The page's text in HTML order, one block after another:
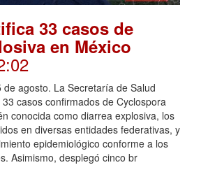
33 casos de
en México
agosto. La Secretaría de Salud
casos confirmados de Cyclospora
conocida como diarrea explosiva, los
en diversas entidades federativas, y
epidemiológico conforme a los
Asimismo, desplegó cinco br